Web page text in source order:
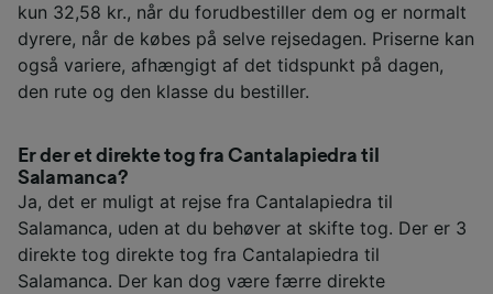
kun 32,58 kr., når du forudbestiller dem og er normalt
dyrere, når de købes på selve rejsedagen. Priserne kan
også variere, afhængigt af det tidspunkt på dagen,
den rute og den klasse du bestiller.
Er der et direkte tog fra Cantalapiedra til
Salamanca?
Ja, det er muligt at rejse fra Cantalapiedra til
Salamanca, uden at du behøver at skifte tog. Der er 3
direkte tog direkte tog fra Cantalapiedra til
Salamanca. Der kan dog være færre direkte